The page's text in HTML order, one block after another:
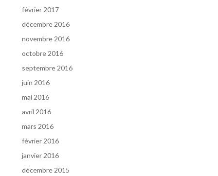
février 2017
décembre 2016
novembre 2016
octobre 2016
septembre 2016
juin 2016
mai 2016
avril 2016
mars 2016
février 2016
janvier 2016
décembre 2015